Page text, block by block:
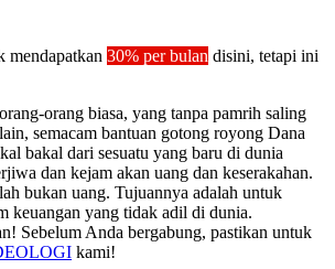
mendapatkan 30% per bulan disini, tetapi ini
orang biasa, yang tanpa pamrih saling
semacam bantuan gotong royong Dana
bakal dari sesuatu yang baru di dunia
dan kejam akan uang dan keserakahan.
bukan uang. Tujuannya adalah untuk
keuangan yang tidak adil di dunia.
Sebelum Anda bergabung, pastikan untuk
kami!